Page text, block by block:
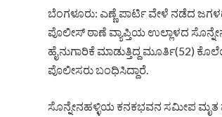
ಬೆಂಗಳೂರು: ಎಣ್ಣೆ ಪಾರ್ಟಿ ವೇಳೆ ನಡೆದ
ಪೊಲೀಸ್ ಠಾಣೆ ವ್ಯಾಪ್ತಿಯ ಉಲ್ಲಾಳದ
ಹೈನುಗಾರಿಕೆ ಮಾಡುತ್ತಿದ್ದ ಮೂರ್ತಿ(52)
ಪೊಲೀಸರು ಬಂಧಿಸಿದ್ದಾರೆ.
ಸೊನ್ನೇನಹಳ್ಳಿಯ ಕನಕಭವನ ಸಮೀಪ